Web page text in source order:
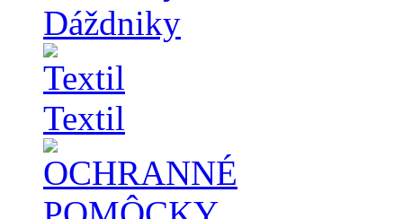
Dáždniky
Textil